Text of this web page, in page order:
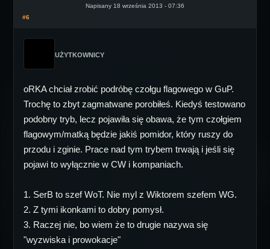
Napisany 18 września 2013 - 07:36
#6
UŻYTKOWNICY
oRKA chciał zrobić podróbę czołgu flagowego w GuP.
Trochę to zbyt zagmatwane porobiłeś. Kiedyś testowano
podobny tryb, lecz pojawiła się obawa, że tym czołgiem
flagowym/matką będzie jakiś pomidor, który ruszy do
przodu i zginie. Prace nad tym trybem trwają i jeśli się
pojawi to wyłącznie w CW i kompaniach.
1. SerB to szef WoT. Nie myl z Wiktorem szefem WG.
2. Z tymi ikonkami to dobry pomysł.
3. Raczej nie, bo wiem że to drugie nazywa się
"wyzwiska i prowokacje"